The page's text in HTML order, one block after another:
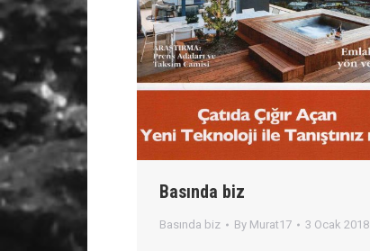
Basında biz
Basında biz By Murat17 3 Ocak 2018